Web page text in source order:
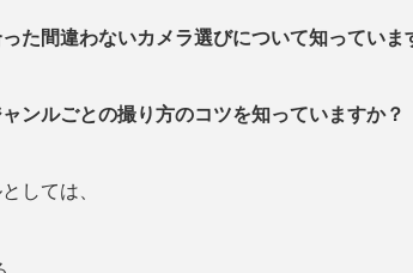
た間違わないカメラ選びについて知っていま
ンルごとの撮り方のコツを知っていますか？
しては、